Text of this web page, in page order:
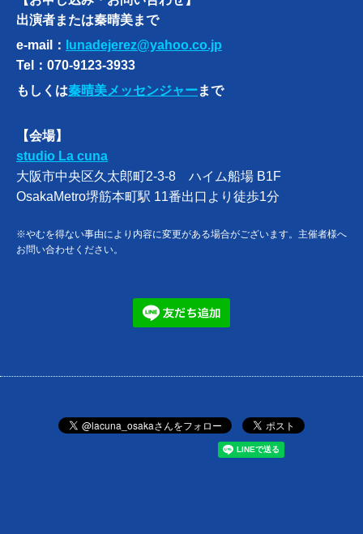
出演者または秦晴美まで
e-mail：
lunadejerez@yahoo.co.jp
Tel：070-9123-3933
もしくは秦晴美メッセンジャーまで
【会場】
studio La cuna
大阪市中央区久太郎町2-3-8 ハイム船場 B1F
OsakaMetro堺筋本町駅 11番出口より徒歩1分
※やむを得ない事由により内容に変更がある場合がございます。主催者様へ
お問い合わせください。